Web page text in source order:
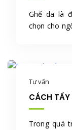
Ghế da là
chọn cho
Tư vấn
CÁCH
Trong quá